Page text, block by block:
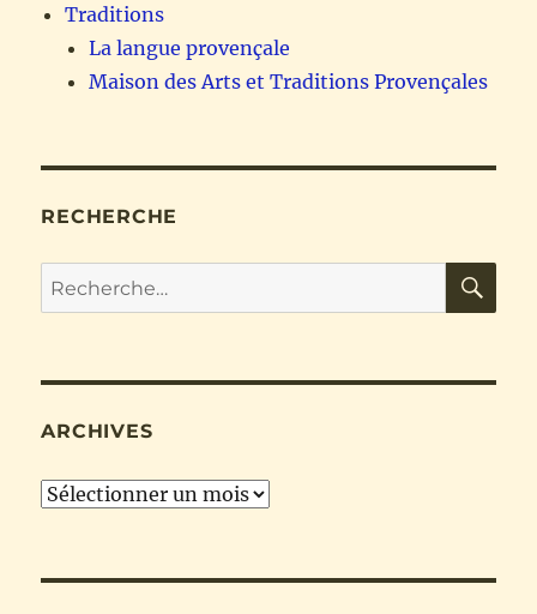
Traditions
La langue provençale
Maison des Arts et Traditions Provençales
RECHERCHE
Recherche
pour :
ARCHIVES
Archives